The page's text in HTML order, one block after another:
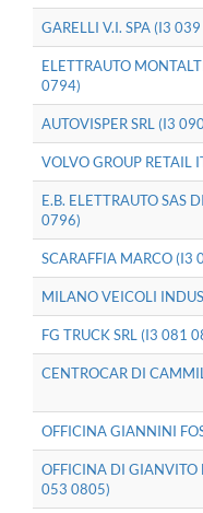
GARELLI V.I. SPA (I3
ELETTRAUTO
0794)
AUTOVISPER SRL (I3
VOLVO GROUP RETAIL
E.B. ELETTRAUTO SAS
0796)
SCARAFFIA MARCO (I3
MILANO VEICOLI
FG TRUCK SRL (I3 081
CENTROCAR DI
OFFICINA GIANNINI
OFFICINA DI GIANVITO
053 0805)